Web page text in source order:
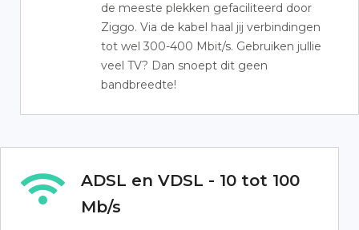
de meeste plekken gefaciliteerd door
Ziggo. Via de kabel haal jij verbindingen
tot wel 300-400 Mbit/s. Gebruiken jullie
veel TV? Dan snoept dit geen
bandbreedte!
ADSL en VDSL - 10 tot 100
Mb/s